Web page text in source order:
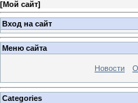
[Мой сайт]
Вход на сайт
Меню сайта
Новости
Categories